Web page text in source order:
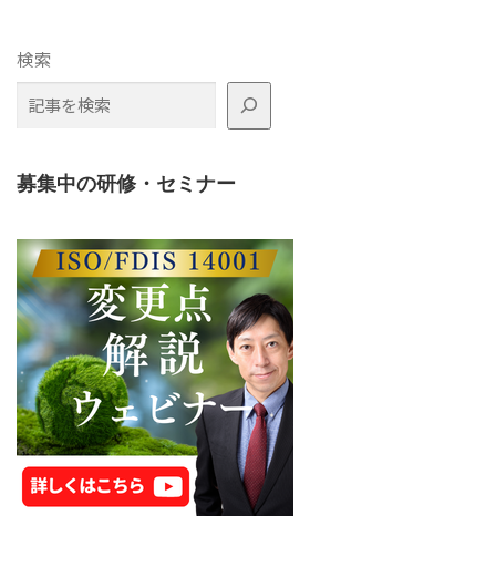
検索
募集中の研修・セミナー